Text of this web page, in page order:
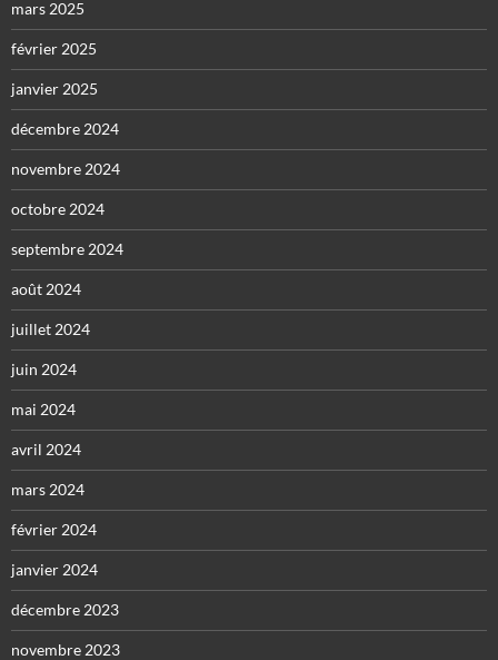
mars 2025
février 2025
janvier 2025
décembre 2024
novembre 2024
octobre 2024
septembre 2024
août 2024
juillet 2024
juin 2024
mai 2024
avril 2024
mars 2024
février 2024
janvier 2024
décembre 2023
novembre 2023